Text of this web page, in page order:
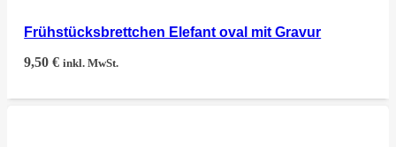
Frühstücksbrettchen Elefant oval mit Gravur
9,50€ inkl. MwSt.